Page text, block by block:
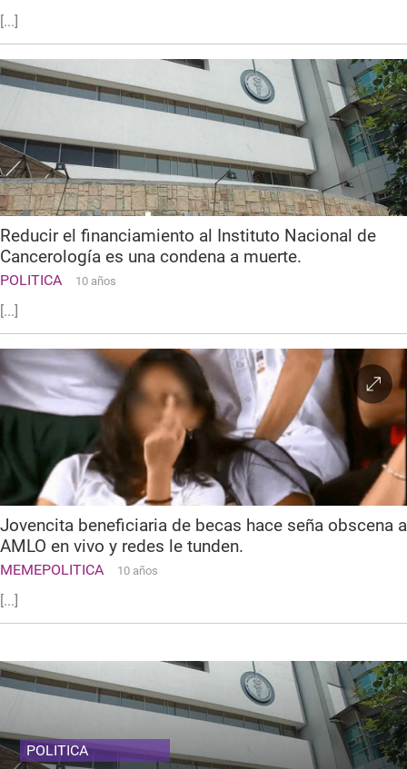
[...]
Reducir el financiamiento al Instituto Nacional de
Cancerología es una condena a muerte.
POLITICA 10 años
[...]
Jovencita beneficiaria de becas hace seña obscena a
AMLO en vivo y redes le tunden.
MEMEPOLITICA 10 años
[...]
POLITICA